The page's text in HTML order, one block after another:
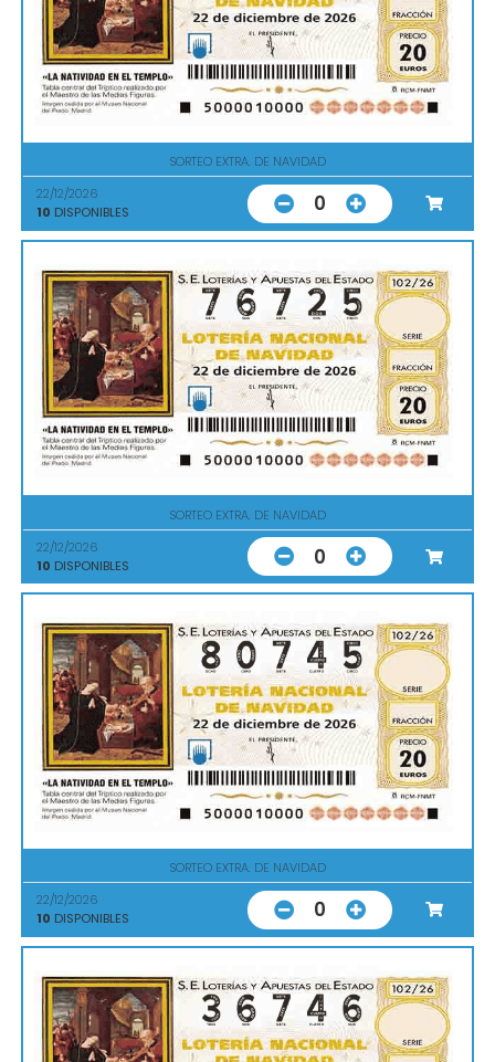
SORTEO EXTRA. DE NAVIDAD
22/12/2026
10 DISPONIBLES 0
SORTEO EXTRA. DE NAVIDAD
22/12/2026
10 DISPONIBLES 0
SORTEO EXTRA. DE NAVIDAD
22/12/2026
10 DISPONIBLES 0